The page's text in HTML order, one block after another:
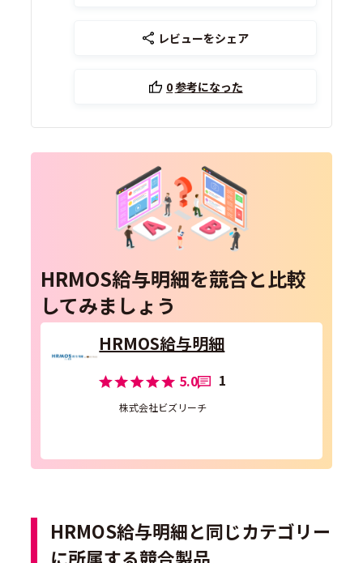
レビューをシェア
0参考になった
HRMOS給与明細を競合と比較
してみましょう
HRMOS給与明細
5.0 1
株式会社ビズリーチ
HRMOS給与明細と同じカテゴリー
に所属する競合製品